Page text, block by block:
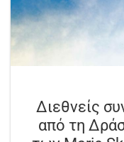
Διεθνείς
από τη